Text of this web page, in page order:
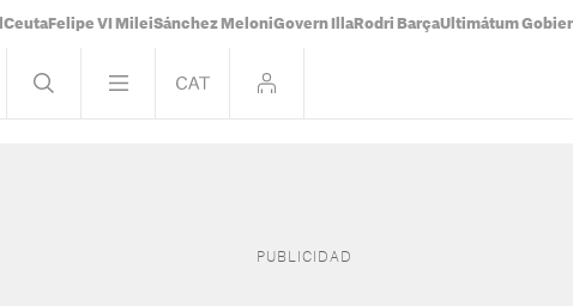
Ceuta Felipe VI MileiSánchez MeloniGovern Illa Rodri BarçaUltimátum